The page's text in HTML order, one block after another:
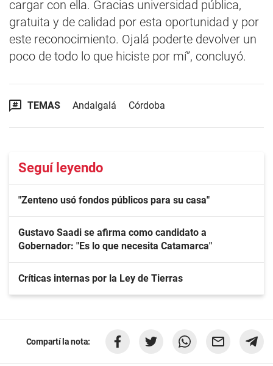
cargar con ella. Gracias universidad pública,
gratuita y de calidad por esta oportunidad y por
este reconocimiento. Ojalá poderte devolver un
poco de todo lo que hiciste por mí”, concluyó.
TEMAS Andalgalá Córdoba
Seguí leyendo
"Zenteno usó fondos públicos para su casa"
Gustavo Saadi se afirma como candidato a
Gobernador: "Es lo que necesita Catamarca"
Críticas internas por la Ley de Tierras
Compartí la nota: